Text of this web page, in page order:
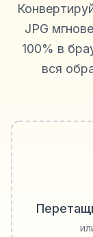
JPG
100% в
вся